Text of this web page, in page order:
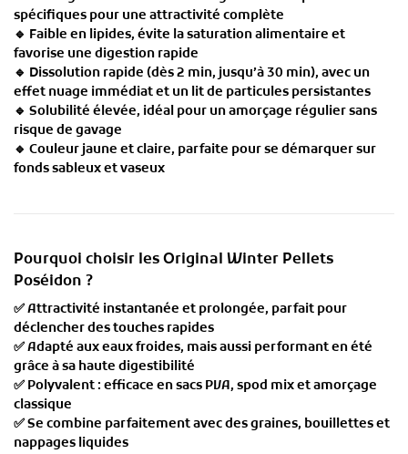
spécifiques pour une attractivité complète
🔹 Faible en lipides, évite la saturation alimentaire et
favorise une digestion rapide
🔹 Dissolution rapide (dès 2 min, jusqu’à 30 min), avec un
effet nuage immédiatet un lit de particules persistantes
🔹 Solubilité élevée, idéal pour unamorçage régulier sans
risque de gavage
🔹 Couleur jaune et claire, parfaite pour se démarquer sur
fonds sableux et vaseux
Pourquoi choisir les Original Winter Pellets
Poséidon ?
✅Attractivité instantanée et prolongée, parfait pour
déclencher des touches rapides
✅Adapté aux eaux froides, mais aussi performant en été
grâce à sa haute digestibilité
✅ Polyvalent : efficace en sacs PVA, spod mix et amorçage
classique
✅Se combine parfaitement avec des graines, bouillettes et
nappages liquides